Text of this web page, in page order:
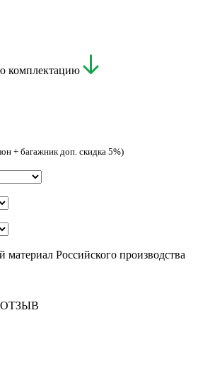
комплектацию
+ багажник доп. скидка 5%)
Российского производства
ОТЗЫВ